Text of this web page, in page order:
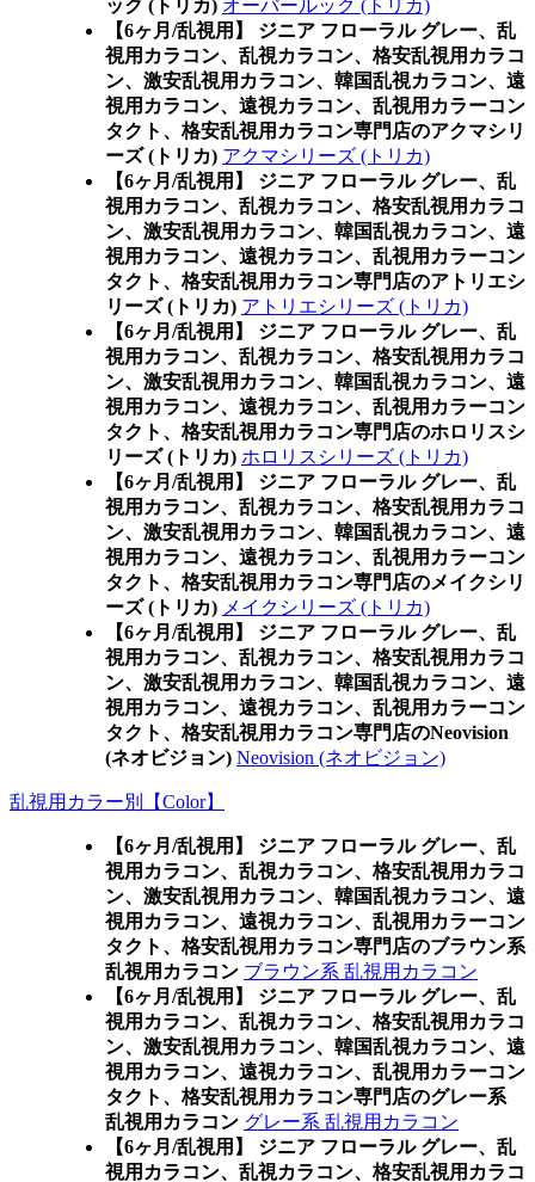
ック (トリカ) オーバールック (トリカ)
【6ヶ月/乱視用】 ジニア フローラル グレー、乱
視用カラコン、乱視カラコン、格安乱視用カラコ
ン、激安乱視用カラコン、韓国乱視カラコン、遠
視用カラコン、遠視カラコン、乱視用カラーコン
タクト、格安乱視用カラコン専門店のアクマシリ
ーズ (トリカ) アクマシリーズ (トリカ)
【6ヶ月/乱視用】 ジニア フローラル グレー、乱
視用カラコン、乱視カラコン、格安乱視用カラコ
ン、激安乱視用カラコン、韓国乱視カラコン、遠
視用カラコン、遠視カラコン、乱視用カラーコン
タクト、格安乱視用カラコン専門店のアトリエシ
リーズ (トリカ) アトリエシリーズ (トリカ)
【6ヶ月/乱視用】 ジニア フローラル グレー、乱
視用カラコン、乱視カラコン、格安乱視用カラコ
ン、激安乱視用カラコン、韓国乱視カラコン、遠
視用カラコン、遠視カラコン、乱視用カラーコン
タクト、格安乱視用カラコン専門店のホロリスシ
リーズ (トリカ) ホロリスシリーズ (トリカ)
【6ヶ月/乱視用】 ジニア フローラル グレー、乱
視用カラコン、乱視カラコン、格安乱視用カラコ
ン、激安乱視用カラコン、韓国乱視カラコン、遠
視用カラコン、遠視カラコン、乱視用カラーコン
タクト、格安乱視用カラコン専門店のメイクシリ
ーズ (トリカ) メイクシリーズ (トリカ)
【6ヶ月/乱視用】 ジニア フローラル グレー、乱
視用カラコン、乱視カラコン、格安乱視用カラコ
ン、激安乱視用カラコン、韓国乱視カラコン、遠
視用カラコン、遠視カラコン、乱視用カラーコン
タクト、格安乱視用カラコン専門店のNeovision
(ネオビジョン) Neovision (ネオビジョン)
乱視用カラー別【Color】
【6ヶ月/乱視用】 ジニア フローラル グレー、乱
視用カラコン、乱視カラコン、格安乱視用カラコ
ン、激安乱視用カラコン、韓国乱視カラコン、遠
視用カラコン、遠視カラコン、乱視用カラーコン
タクト、格安乱視用カラコン専門店のブラウン系
乱視用カラコン ブラウン系 乱視用カラコン
【6ヶ月/乱視用】 ジニア フローラル グレー、乱
視用カラコン、乱視カラコン、格安乱視用カラコ
ン、激安乱視用カラコン、韓国乱視カラコン、遠
視用カラコン、遠視カラコン、乱視用カラーコン
タクト、格安乱視用カラコン専門店のグレー系
乱視用カラコン グレー系 乱視用カラコン
【6ヶ月/乱視用】 ジニア フローラル グレー、乱
視用カラコン、乱視カラコン、格安乱視用カラコ